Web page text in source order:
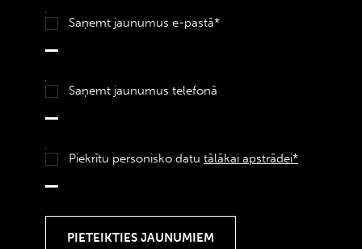
Saņemt jaunumus e-pastā*
Saņemt jaunumus telefonā
Piekrītu personisko datu tālākai apstrādei*